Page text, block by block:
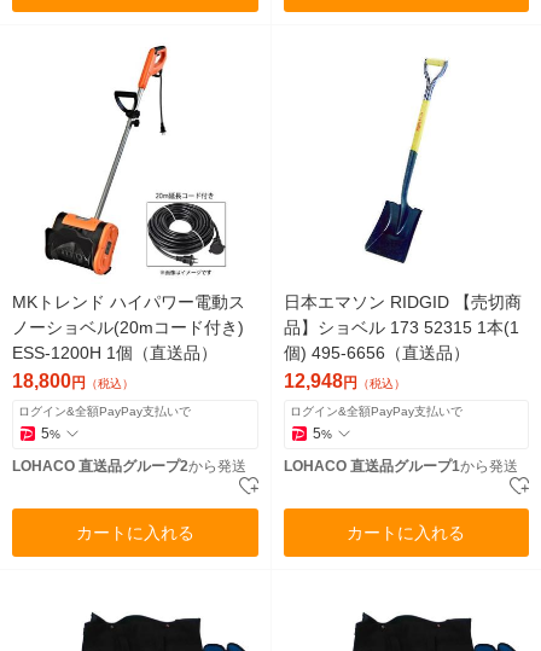
MKトレンド ハイパワー電動ス
ノーショベル(20mコード付き)
ESS-1200H 1個（直送品）
18,800円 （税込）
ログイン&全額PayPay支払いで
5%
LOHACO 直送品グループ2から発送
カートに入れる
日本エマソン RIDGID 【売切商
品】ショベル 173 52315 1本(1
個) 495-6656（直送品）
12,948円 （税込）
ログイン&全額PayPay支払いで
5%
LOHACO 直送品グループ1から発送
カートに入れる